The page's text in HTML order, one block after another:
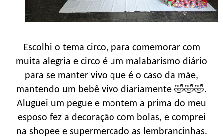
Escolhi o tema circo, para comemorar com
muita alegria e circo é um malabarismo diário
para se manter vivo que é o caso da mãe,
mantendo um bebê vivo diariamente 🤣🤣🤣.
Aluguei um pegue e montem a prima do meu
esposo fez a decoração com bolas, e comprei
na shopee e supermercado as lembrancinhas.